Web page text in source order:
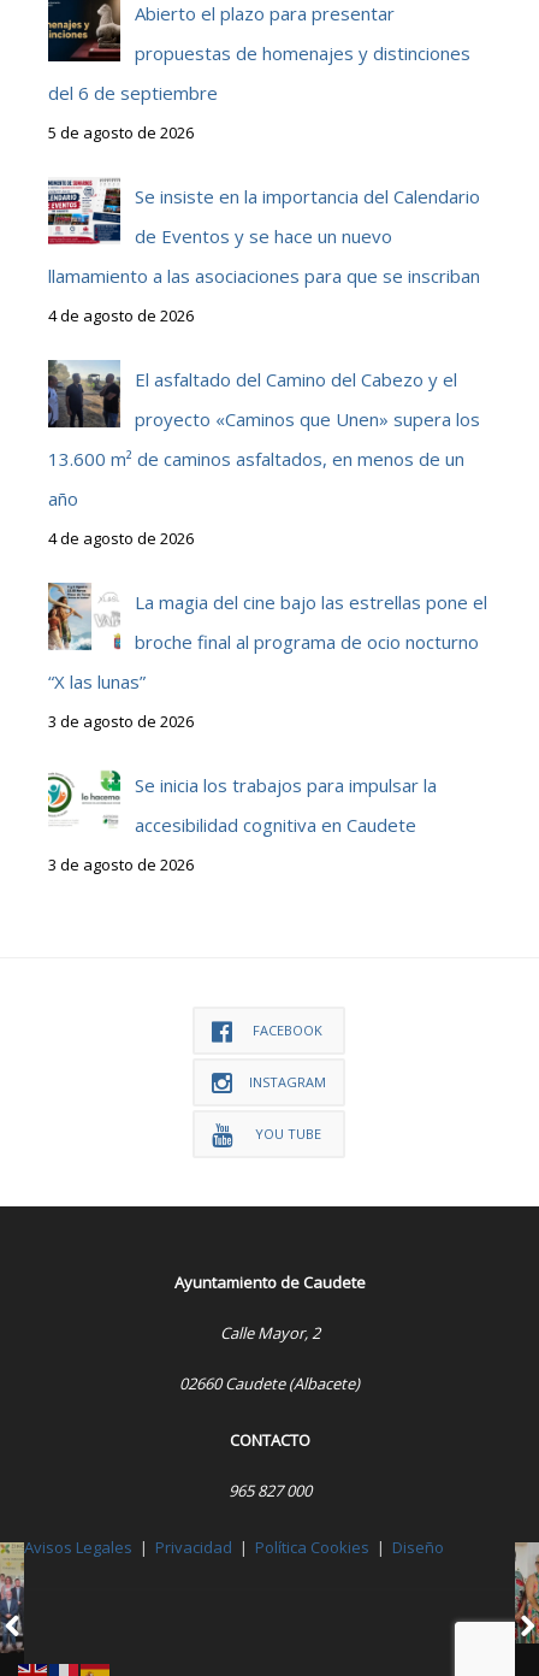
Abierto el plazo para presentar
propuestas de homenajes y distinciones
del 6 de septiembre
5 de agosto de 2026
Se insiste en la importancia del Calendario
de Eventos y se hace un nuevo
llamamiento a las asociaciones para que se inscriban
4 de agosto de 2026
El asfaltado del Camino del Cabezo y el
proyecto «Caminos que Unen» supera los
13.600 m² de caminos asfaltados, en menos de un
año
4 de agosto de 2026
La magia del cine bajo las estrellas pone el
broche final al programa de ocio nocturno
“X las lunas”
3 de agosto de 2026
Se inicia los trabajos para impulsar la
accesibilidad cognitiva en Caudete
3 de agosto de 2026
FACEBOOK
INSTAGRAM
YOU TUBE
Ayuntamiento de Caudete
Calle Mayor, 2
02660 Caudete (Albacete)
CONTACTO
965 827 000
Avisos Legales | Privacidad | Política Cookies | Diseño